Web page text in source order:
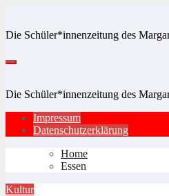
springen
Die Schüler*innenzeitung des
Die Schüler*innenzeitung des
Impressum
Datenschutzerklärung
Home
Essen
Kultur